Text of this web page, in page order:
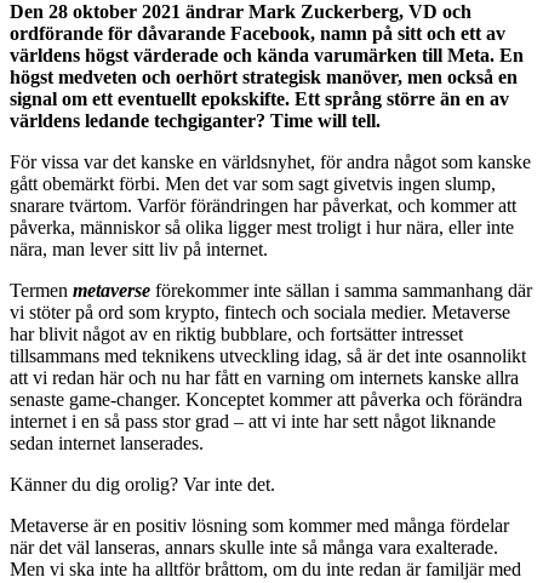
Den 28 oktober 2021 ändrar Mark Zuckerberg, VD och
ordförande för dåvarande Facebook, namn på sitt och ett av
världens högst värderade och kända varumärken till Meta. En
högst medveten och oerhört strategisk manöver, men också en
signal om ett eventuellt epokskifte. Ett språng större än en av
världens ledande techgiganter? Time will tell.
För vissa var det kanske en världsnyhet, för andra något som kanske
gått obemärkt förbi. Men det var som sagt givetvis ingen slump,
snarare tvärtom. Varför förändringen har påverkat, och kommer att
påverka, människor så olika ligger mest troligt i hur nära, eller inte
nära, man lever sitt liv på internet.
Termen metaverse förekommer inte sällan i samma sammanhang där
vi stöter på ord som krypto, fintech och sociala medier. Metaverse
har blivit något av en riktig bubblare, och fortsätter intresset
tillsammans med teknikens utveckling idag, så är det inte osannolikt
att vi redan här och nu har fått en varning om internets kanske allra
senaste game-changer. Konceptet kommer att påverka och förändra
internet i en så pass stor grad – att vi inte har sett något liknande
sedan internet lanserades.
Känner du dig orolig? Var inte det.
Metaverse är en positiv lösning som kommer med många fördelar
när det väl lanseras, annars skulle inte så många vara exalterade.
Men vi ska inte ha alltför bråttom, om du inte redan är familjär med